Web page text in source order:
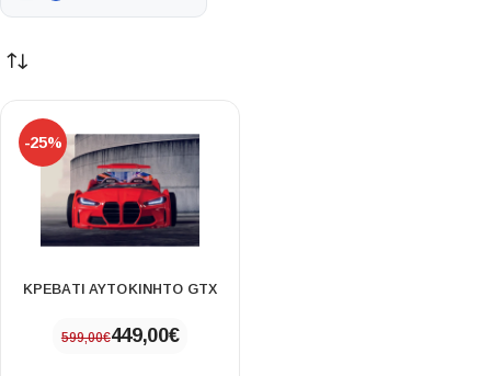
-25%
ΚΡΕΒΆΤΙ ΑΥΤΟΚΊΝΗΤΟ GTX
599,00€449,00€